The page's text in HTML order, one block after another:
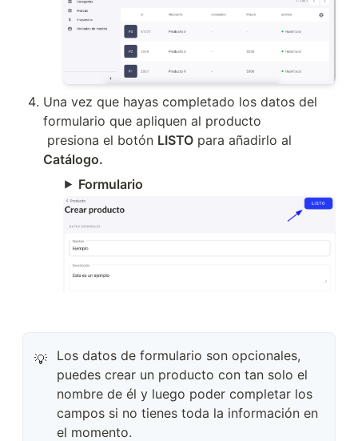
Una vez que hayas completado los datos del
formulario que apliquen al producto
presiona el botón LISTO
Catálogo.
Formulario
💡
Los datos de formulario son opcionales,
puedes crear un producto con tan solo el
nombre de él y luego poder completar los
campos si no tienes toda la información en
el momento.